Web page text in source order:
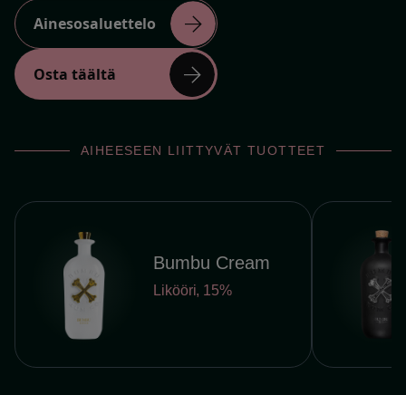
Ainesosaluettelo arrow_forward
Osta täältä arrow_forward
AIHEESEEN LIITTYVÄT TUOTTEET
Bumbu Cream
Likööri, 15%